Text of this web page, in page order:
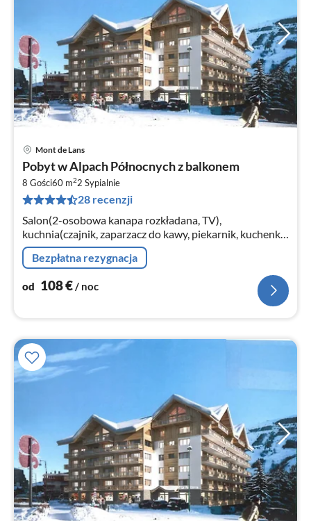
Mont de Lans
Pobyt w Alpach Północnych z balkonem
8 Gości60 m22 Sypialnie
28 recenzji
Salon(2-osobowa kanapa rozkładana, TV),
kuchnia(czajnik, zaparzacz do kawy, piekarnik, kuchenka
mikrofalowa, zmywarka do naczyń, lodówka, )
Bezpłatna rezygnacja
od 108€/ noc